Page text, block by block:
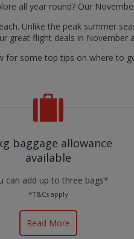
all year round? Our
Unlike the peak summer
great flight deals in November
for some top tips on where to
baggage allowance
available
can add up to three bags*
*T&Cs apply
Read More